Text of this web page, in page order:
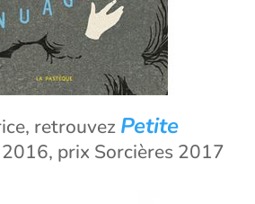
retrouvez Petite
prix Sorcières 2017